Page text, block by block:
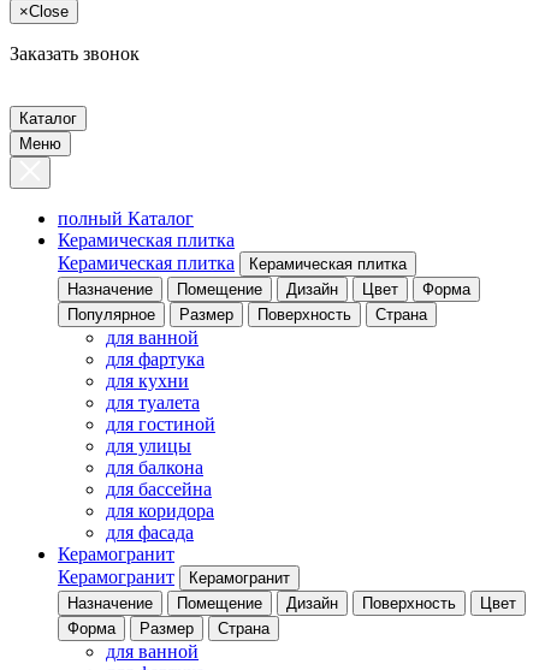
×Close
Заказать звонок
Каталог
Меню
полный Каталог
Керамическая плитка
Керамическая плитка
Керамическая плитка
Назначение
Помещение Дизайн Цвет
Форма
Популярное
Размер Поверхность Страна
для ванной
для фартука
для кухни
для туалета
для гостиной
для улицы
для балкона
для бассейна
для коридора
для фасада
Керамогранит
Керамогранит
Керамогранит
Назначение
Помещение Дизайн Поверхность
Цвет
Форма
Размер Страна
для ванной